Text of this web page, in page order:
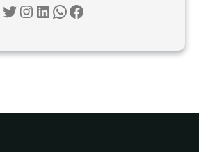
Twitter Instagram LinkedIn WhatsApp Facebook